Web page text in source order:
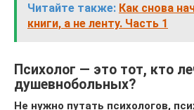
Читайте также: Как снова
книги, а не ленту. Часть 1
Психолог — это тот, кто
душевнобольных?
Не нужно путать психологов,